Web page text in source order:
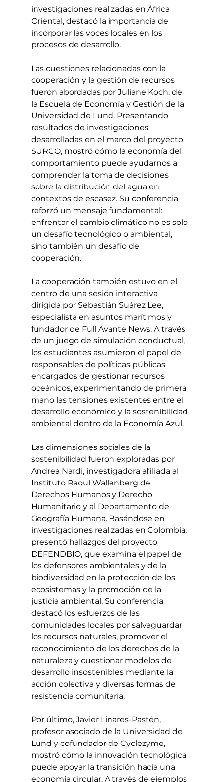
investigaciones realizadas en África
Oriental, destacó la importancia de
incorporar las voces locales en los
procesos de desarrollo.
Las cuestiones relacionadas con la
cooperación y la gestión de recursos
fueron abordadas por Juliane Koch, de
la Escuela de Economía y Gestión de la
Universidad de Lund. Presentando
resultados de investigaciones
desarrolladas en el marco del proyecto
SURCO, mostró cómo la economía del
comportamiento puede ayudarnos a
comprender la toma de decisiones
sobre la distribución del agua en
contextos de escasez. Su conferencia
reforzó un mensaje fundamental:
enfrentar el cambio climático no es solo
un desafío tecnológico o ambiental,
sino también un desafío de
cooperación.
La cooperación también estuvo en el
centro de una sesión interactiva
dirigida por Sebastián Suárez Lee,
especialista en asuntos marítimos y
fundador de Full Avante News. A través
de un juego de simulación conductual,
los estudiantes asumieron el papel de
responsables de políticas públicas
encargados de gestionar recursos
oceánicos, experimentando de primera
mano las tensiones existentes entre el
desarrollo económico y la sostenibilidad
ambiental dentro de la Economía Azul.
Las dimensiones sociales de la
sostenibilidad fueron exploradas por
Andrea Nardi, investigadora afiliada al
Instituto Raoul Wallenberg de
Derechos Humanos y Derecho
Humanitario y al Departamento de
Geografía Humana. Basándose en
investigaciones realizadas en Colombia,
presentó hallazgos del proyecto
DEFENDBIO, que examina el papel de
los defensores ambientales y de la
biodiversidad en la protección de los
ecosistemas y la promoción de la
justicia ambiental. Su conferencia
destacó los esfuerzos de las
comunidades locales por salvaguardar
los recursos naturales, promover el
reconocimiento de los derechos de la
naturaleza y cuestionar modelos de
desarrollo insostenibles mediante la
acción colectiva y diversas formas de
resistencia comunitaria.
Por último, Javier Linares-Pastén,
profesor asociado de la Universidad de
Lund y cofundador de Cyclezyme,
mostró cómo la innovación tecnológica
puede apoyar la transición hacia una
economía circular. A través de ejemplos